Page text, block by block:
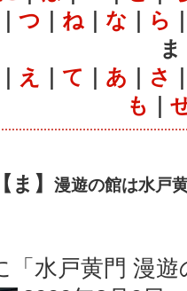
つ ね｜ な ら
ま
え て あ さ
も
【ま】 漫遊の館は水戸
「水戸黄門 漫